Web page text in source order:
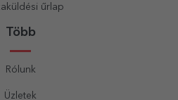
űrlap
Több
Rólunk
Üzletek